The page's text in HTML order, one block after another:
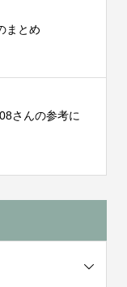
まとめ
さんの参考に